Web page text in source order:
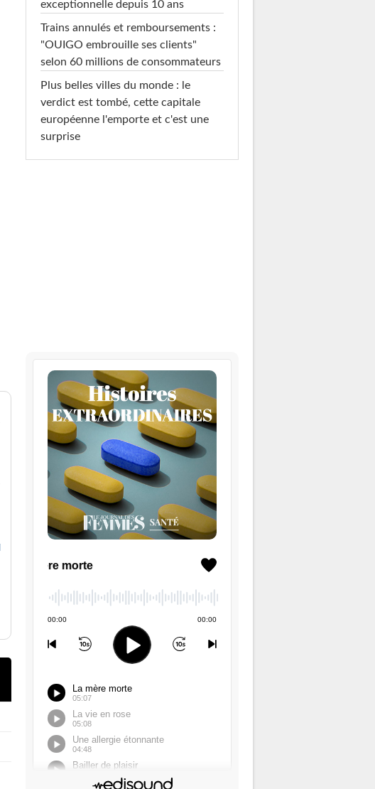
exceptionnelle depuis 10 ans
Trains annulés et remboursements :
"OUIGO embrouille ses clients"
selon 60 millions de consommateurs
Plus belles villes du monde : le
verdict est tombé, cette capitale
européenne l'emporte et c'est une
surprise